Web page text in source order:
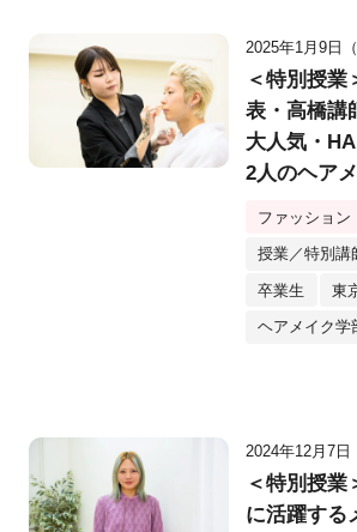
2025年1月9日（
＜特別授業
表・高橋講
大人気・
2人のヘア
ェック会を
ファッション
授業／特別講
卒業生 東
ヘアメイク学
2024年12月7日
＜特別授業
に活躍する